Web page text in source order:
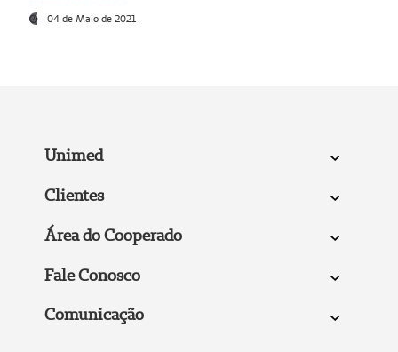
04 de Maio de 2021
Unimed
Clientes
Área do Cooperado
Fale Conosco
Comunicação